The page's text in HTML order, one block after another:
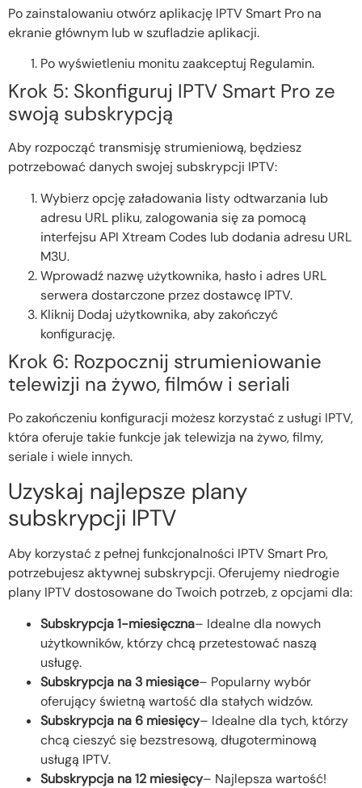
Po zainstalowaniu otwórz aplikację IPTV Smart Pro na
ekranie głównym lub w szufladzie aplikacji.
Po wyświetleniu monitu zaakceptuj Regulamin.
Krok 5: Skonfiguruj IPTV Smart Pro ze
swoją subskrypcją
Aby rozpocząć transmisję strumieniową, będziesz
potrzebować danych swojej subskrypcji IPTV:
Wybierz opcję załadowania listy odtwarzania lub
adresu URL pliku, zalogowania się za pomocą
interfejsu API Xtream Codes lub dodania adresu URL
M3U.
Wprowadź nazwę użytkownika, hasło i adres URL
serwera dostarczone przez dostawcę IPTV.
Kliknij Dodaj użytkownika, aby zakończyć
konfigurację.
Krok 6: Rozpocznij strumieniowanie
telewizji na żywo, filmów i seriali
Po zakończeniu konfiguracji możesz korzystać z usługi IPTV,
która oferuje takie funkcje jak telewizja na żywo, filmy,
seriale i wiele innych.
Uzyskaj najlepsze plany
subskrypcji IPTV
Aby korzystać z pełnej funkcjonalności IPTV Smart Pro,
potrzebujesz aktywnej subskrypcji. Oferujemy niedrogie
plany IPTV dostosowane do Twoich potrzeb, z opcjami dla:
Subskrypcja 1-miesięczna– Idealne dla nowych
użytkowników, którzy chcą przetestować naszą
usługę.
Subskrypcja na 3 miesiące– Popularny wybór
oferujący świetną wartość dla stałych widzów.
Subskrypcja na 6 miesięcy– Idealne dla tych, którzy
chcą cieszyć się bezstresową, długoterminową
usługą IPTV.
Subskrypcja na 12 miesięcy– Najlepsza wartość!